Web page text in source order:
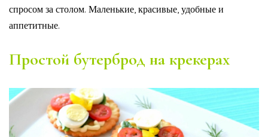
спросом за столом. Маленькие, красивые, удобные и
аппетитные.
Простой бутерброд на крекерах